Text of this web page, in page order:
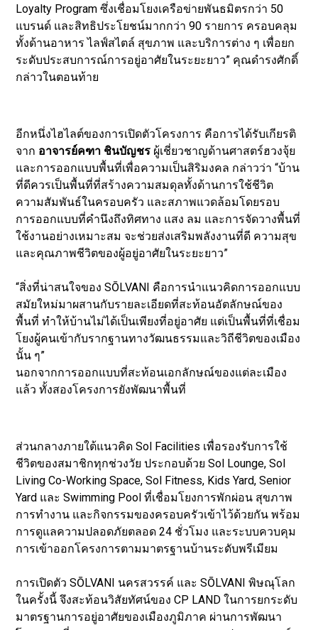
Loyalty Program ซึ่งเชื่อมโยงเครือข่ายพันธมิตรกว่า 50
แบรนด์ และสิทธิประโยชน์มากกว่า 90 รายการ ครอบคลุม
ทั้งด้านอาหาร ไลฟ์สไตล์ สุขภาพ และบริการต่าง ๆ เพื่อยก
ระดับประสบการณ์การอยู่อาศัยในระยะยาว” คุณดำรงศักดิ์
กล่าวในตอนท้าย
อีกหนึ่งไฮไลต์ของการเปิดตัวโครงการ คือการได้รับเกียรติ
จาก อาจารย์คฑา ชินบัญชร ผู้เชี่ยวชาญด้านศาสตร์ฮวงจุ้ย
และการออกแบบพื้นที่เพื่อความเป็นสิริมงคล กล่าวว่า “บ้าน
ที่ดีควรเป็นพื้นที่ที่สร้างความสมดุลทั้งด้านการใช้ชีวิต
ความสัมพันธ์ในครอบครัว และสภาพแวดล้อมโดยรอบ
การออกแบบที่คำนึงถึงทิศทาง แสง ลม และการจัดวางพื้นที่
ใช้งานอย่างเหมาะสม จะช่วยส่งเสริมพลังงานที่ดี ความสุข
และคุณภาพชีวิตของผู้อยู่อาศัยในระยะยาว”
“สิ่งที่น่าสนใจของ SŌLVANI คือการนำแนวคิดการออกแบบ
สมัยใหม่มาผสานกับรายละเอียดที่สะท้อนอัตลักษณ์ของ
พื้นที่ ทำให้บ้านไม่ได้เป็นเพียงที่อยู่อาศัย แต่เป็นพื้นที่ที่เชื่อม
โยงผู้คนเข้ากับรากฐานทางวัฒนธรรมและวิถีชีวิตของเมือง
นั้น ๆ”
นอกจากการออกแบบที่สะท้อนเอกลักษณ์ของแต่ละเมือง
แล้ว ทั้งสองโครงการยังพัฒนาพื้นที่
ส่วนกลางภายใต้แนวคิด Sol Facilities เพื่อรองรับการใช้
ชีวิตของสมาชิกทุกช่วงวัย ประกอบด้วย Sol Lounge, Sol
Living Co-Working Space, Sol Fitness, Kids Yard, Senior
Yard และ Swimming Pool ที่เชื่อมโยงการพักผ่อน สุขภาพ
การทำงาน และกิจกรรมของครอบครัวเข้าไว้ด้วยกัน พร้อม
การดูแลความปลอดภัยตลอด 24 ชั่วโมง และระบบควบคุม
การเข้าออกโครงการตามมาตรฐานบ้านระดับพรีเมียม
การเปิดตัว SŌLVANI นครสวรรค์ และ SŌLVANI พิษณุโลก
ในครั้งนี้ จึงสะท้อนวิสัยทัศน์ของ CP LAND ในการยกระดับ
มาตรฐานการอยู่อาศัยของเมืองภูมิภาค ผ่านการพัฒนา